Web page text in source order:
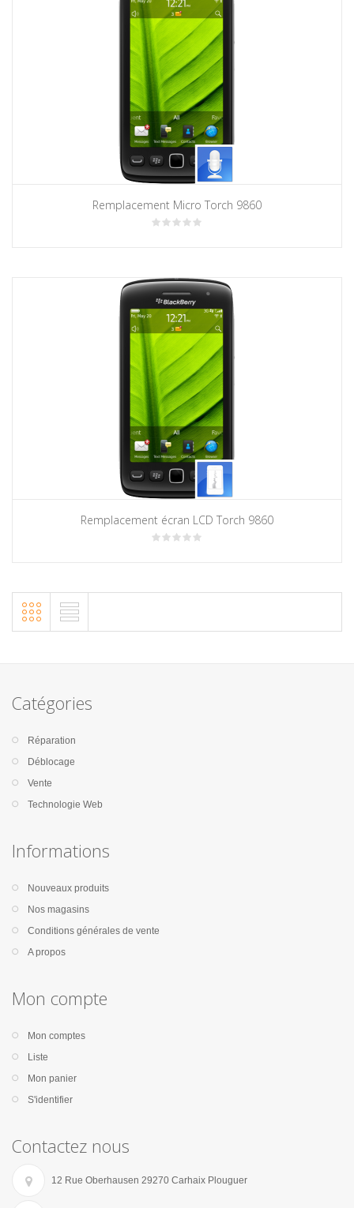
Remplacement Micro Torch 9860
Remplacement écran LCD Torch 9860
Catégories
Réparation
Déblocage
Vente
Technologie Web
Informations
Nouveaux produits
Nos magasins
Conditions générales de vente
A propos
Mon compte
Mon comptes
Liste
Mon panier
S'identifier
Contactez nous
12 Rue Oberhausen 29270 Carhaix Plouguer